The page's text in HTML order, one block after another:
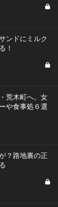
ンドにミルク
！
荒木町へ。女
や食事処６選
？路地裏の正